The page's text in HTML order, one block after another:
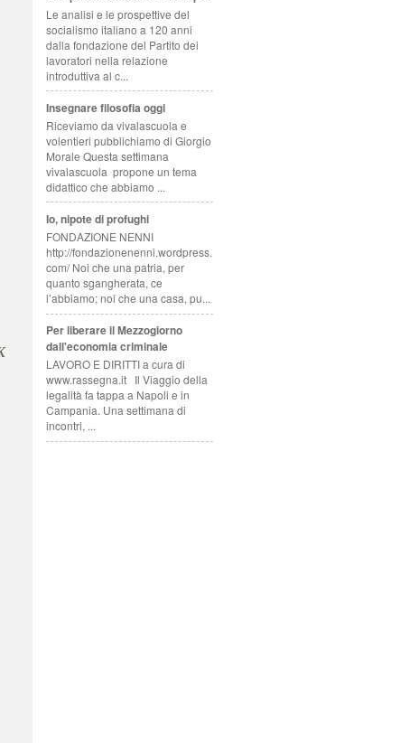
Le analisi e le prospettive del
socialismo italiano a 120 anni
dalla fondazione del Partito dei
lavoratori nella relazione
introduttiva al c...
Insegnare filosofia oggi
Riceviamo da vivalascuola e
volentieri pubblichiamo di Giorgio
Morale Questa settimana
vivalascuola propone un tema
didattico che abbiamo ...
Io, nipote di profughi
FONDAZIONE NENNI
http://fondazionenenni.wordpress.
com/ Noi che una patria, per
quanto sgangherata, ce
l’abbiamo; noi che una casa, pu...
Per liberare il Mezzogiorno
dall'economia criminale
LAVORO E DIRITTI a cura di
www.rassegna.it Il Viaggio della
legalità fa tappa a Napoli e in
Campania. Una settimana di
incontri, ...